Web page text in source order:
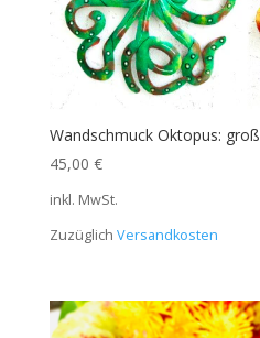
Wandschmuck Oktopus: groß
45,00 €
inkl. MwSt.
Zuzüglich Versandkosten